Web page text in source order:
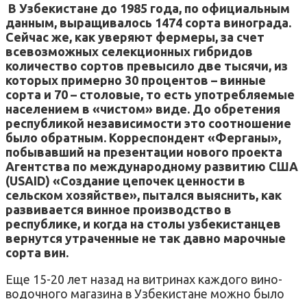
В Узбекистане до 1985 года, по официальным
данным, выращивалось 1474 сорта винограда.
Сейчас же, как уверяют фермеры, за счет
всевозможных селекционных гибридов
количество сортов превысило две тысячи, из
которых примерно 30 процентов – винные
сорта и 70 – столовые, то есть употребляемые
населением в «чистом» виде. До обретения
республикой независимости это соотношение
было обратным. Корреспондент «Ферганы»,
побывавший на презентации нового проекта
Агентства по международному развитию США
(USAID) «Создание цепочек ценности в
сельском хозяйстве», пытался выяснить, как
развивается винное производство в
республике, и когда на столы узбекистанцев
вернутся утраченные не так давно марочные
сорта вин.
Еще 15-20 лет назад на витринах каждого вино-
водочного магазина в Узбекистане можно было